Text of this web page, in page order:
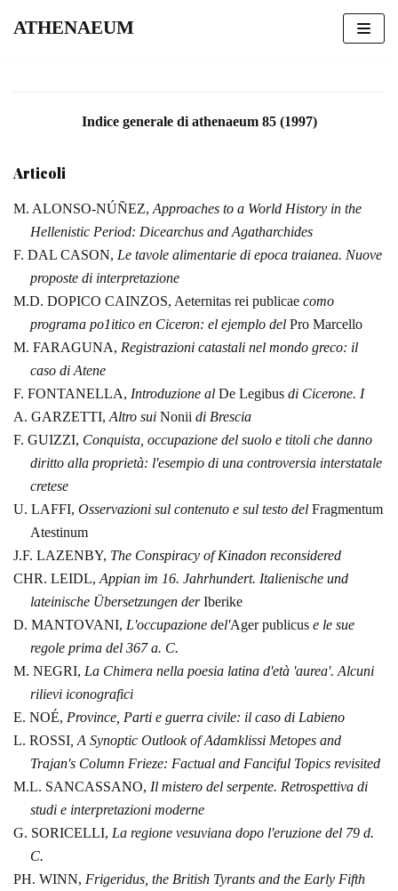
ATHENAEUM
Indice generale di athenaeum 85 (1997)
Articoli
M. ALONSO‑NÚÑEZ, Approaches to a World History in the
Hellenistic Period: Dicearchus and Agatharchides
F. DAL CASON, Le tavole alimentarie di epoca traianea. Nuove
proposte diinterpretazione
M.D. DOPICO CAINZOS, Aeternitas rei publicae como
programa po1itico enCiceron: el ejemplo del Pro Marcello
M. FARAGUNA, Registrazioni catastali nel mondo greco: il
caso di Atene
F. FONTANELLA, Introduzione al De Legibus di Cicerone. I
A. GARZETTI, Altro sui Nonii di Brescia
F. GUIZZI, Conquista, occupazione del suolo e titoli che danno
diritto allaproprietà: l'esempio di una controversia interstatale
cretese
U. LAFFI, Osservazioni sul contenuto e sul testo del Fragmentum
Atestinum
J.F. LAZENBY, The Conspiracy of Kinadon reconsidered
CHR. LEIDL, Appian im 16. Jahrhundert. Italienische und
lateinische Übersetzungen derIberike
D. MANTOVANI, L'occupazione del'Ager publicus e le sue
regoleprima del 367 a. C.
M. NEGRI, La Chimera nella poesia latina d'età 'aurea'. Alcuni
rilieviiconografici
E. NOÉ, Province, Parti e guerra civile: il caso di Labieno
L. ROSSI , A Synoptic Outlook of Adamklissi Metopes and
Trajan's Column Frieze: Factual and Fanciful Topics revisited
M.L. SANCASSANO, Il mistero del serpente. Retrospettiva di
studi einterpretazioni moderne
G. SORICELLI, La regione vesuviana dopo l'eruzione del 79 d.
C.
PH. WINN, Frigeridus, the British Tyrants and the Early Fifth